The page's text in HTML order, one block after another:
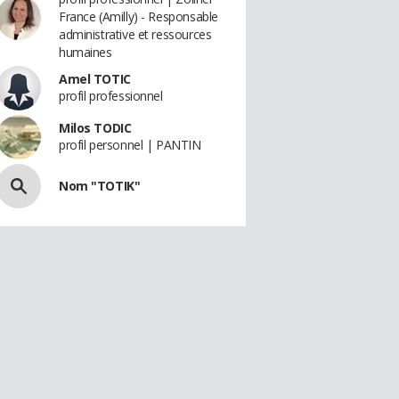
France (Amilly) - Responsable
administrative et ressources
humaines
Amel TOTIC
profil professionnel
Milos TODIC
profil personnel | PANTIN
Nom "TOTIK"